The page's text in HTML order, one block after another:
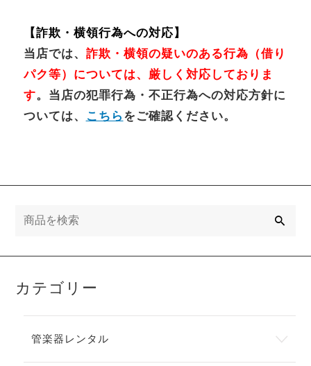
【詐欺・横領行為への対応】
当店では、 詐欺・横領の疑いのある行為（借り
パク等）については、厳しく対応しておりま
す。当店の犯罪行為・不正行為への対応方針に
ついては、
こちら をご確認ください。
カテゴリー
管楽器レンタル